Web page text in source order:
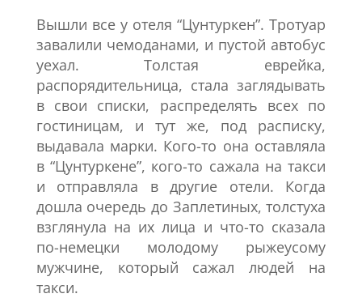
Вышли все у отеля “Цунтуркен”. Тротуар
завалили чемоданами, и пустой автобус
уехал. Толстая еврейка,
распорядительница, стала заглядывать
в свои списки, распределять всех по
гостиницам, и тут же, под расписку,
выдавала марки. Кого-то она оставляла
в “Цунтуркене”, кого-то сажала на такси
и отправляла в другие отели. Когда
дошла очередь до Заплетиных, толстуха
взглянула на их лица и что-то сказала
по-немецки молодому рыжеусому
мужчине, который сажал людей на
такси.